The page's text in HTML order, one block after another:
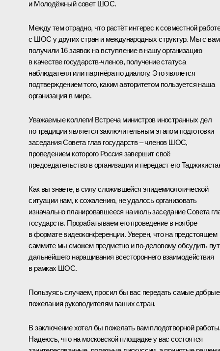
и Молодёжный совет ШОС.
Между тем отрадно, что растёт интерес к совместной
с ШОС у других стран и международных структур. Мы с
получили 16 заявок на вступление в нашу организацию
в качестве государств-членов, получение статуса
наблюдателя или партнёра по диалогу. Это является
подтверждением того, каким авторитетом пользуется наша
организация в мире.
Уважаемые коллеги! Встреча министров иностранных дел
по традиции является заключительным этапом подготовки
заседания Совета глав государств – членов ШОС,
проведением которого Россия завершит своё
председательство в организации и передаст его
Как вы знаете, в силу сложившейся эпидемиологической
ситуации нам, к сожалению, не удалось организовать
изначально планировавшееся на июль заседание Совета
государств. Прорабатываем его проведение в ноябре
в формате видеоконференции. Уверен, что на предстоящем
саммите мы сможем предметно и по-деловому обсудить
дальнейшего наращивания всестороннего взаимодействия
в рамках ШОС.
Пользуясь случаем, просил бы вас передать самые добрые
пожелания руководителям ваших стран.
В заключение хотел бы пожелать вам плодотворной
Надеюсь, что на московской площадке у вас состоятся